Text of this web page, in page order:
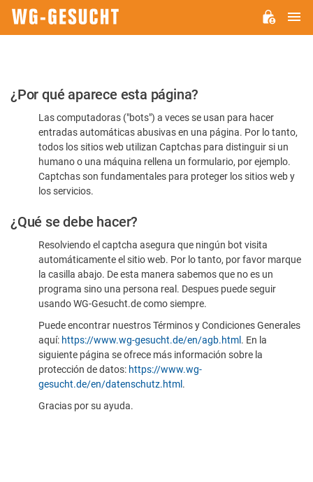
Por
favor,
confirme
humano
¿Por qué aparece esta página?
Las computadoras ("bots") a veces se usan para hacer
entradas automáticas abusivas en una página. Por lo tanto,
todos los sitios web utilizan Captchas para distinguir si un
humano o una máquina rellena un formulario, por ejemplo.
Captchas son fundamentales para proteger los sitios web y
los servicios.
¿Qué se debe hacer?
Resolviendo el captcha asegura que ningún bot visita
automáticamente el sitio web. Por lo tanto, por favor marque
la casilla abajo. De esta manera sabemos que no es un
programa sino una persona real. Despues puede seguir
usando WG-Gesucht.de como siempre.
Puede encontrar nuestros Términos y Condiciones Generales
aquí: https://www.wg-gesucht.de/en/agb.html . En la
siguiente página se ofrece más información sobre la
protección de datos: https://www.wg-
gesucht.de/en/datenschutz.html .
Gracias por su ayuda.